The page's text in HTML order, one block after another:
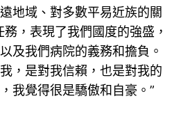
地域、對多數平易近族的關
，表現了我們國度的強盛，
及我們病院的義務和擔負。
，是對我信賴，也是對我的
我覺得很是驕傲和自豪。”